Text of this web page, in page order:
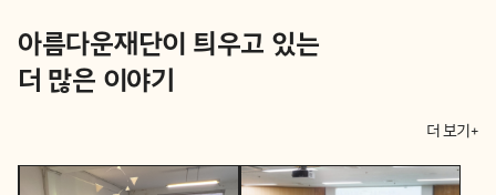
아름다운재단이 틔우고 있는
더 많은 이야기
더 보기+